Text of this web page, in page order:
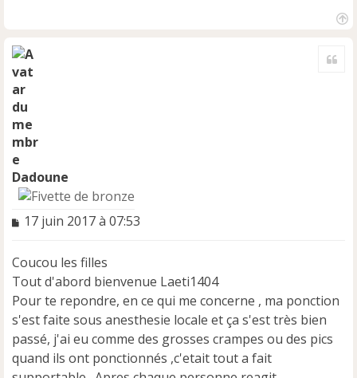
Dadoune
M
s
a
g
e
n
o
n
l
17 juin 2017 à 07:53
Coucou les filles
Tout d'abord bienvenue Laeti1404
Pour te repondre, en ce qui me concerne , ma ponction
s'est faite sous anesthesie locale et ça s'est très bien
passé, j'ai eu comme des grosses crampes ou des pics
quand ils ont ponctionnés ,c'etait tout a fait